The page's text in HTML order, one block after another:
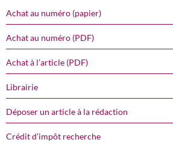
Achat au numéro (papier)
Achat au numéro (PDF)
Achat à l’article (PDF)
Librairie
Déposer un article à la rédaction
Crédit d’impôt recherche